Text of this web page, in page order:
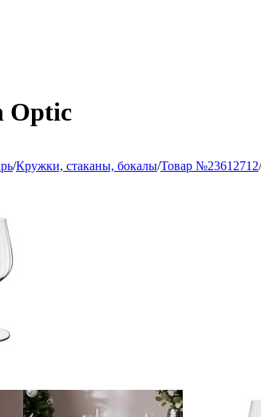
Optic
/Кружки, стаканы, бокалы/Товар №23612712/